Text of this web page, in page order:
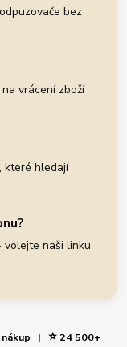
bez
vrácení zboží
které hledají
volejte naši linku
nákup | ⭐24 500+